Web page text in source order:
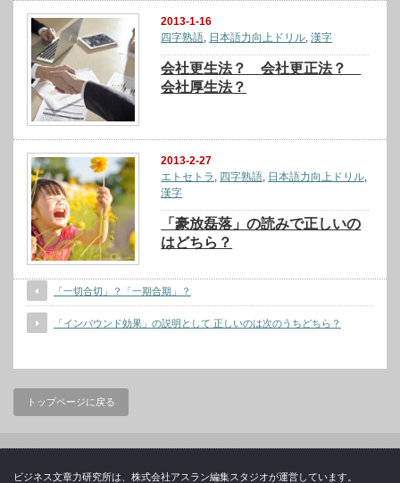
2013-1-16
四字熟語 日本語力向上ドリル ,漢字
会社更生法？ 会社更正法？
会社厚生法？
2013-2-27
エトセトラ , 四字熟語, 日本語力向上ドリル,
漢字
「豪放磊落」の読みで正しいの
はどちら？
「一切合切」？「一期合期」？
「インバウンド効果」の説明として 正しいのは次のうちどちら？
トップページに戻る
ビジネス文章力研究所は、株式会社アスラン編集スタジオが運営しています。